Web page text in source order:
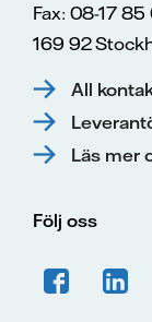
Fax: 08-17
169 92
All
Läs mer
Följ oss